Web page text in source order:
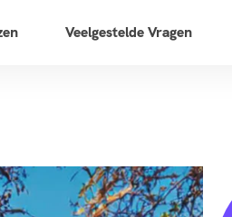
Veelgestelde Vragen